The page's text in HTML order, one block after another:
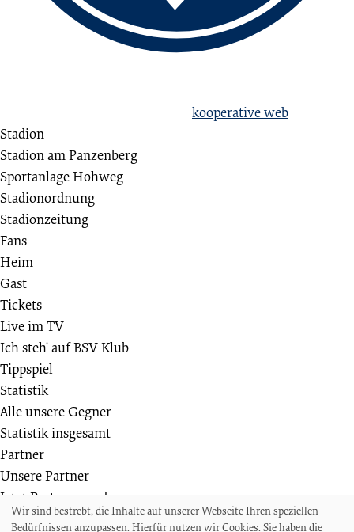
kooperative web
Stadion
Stadion am Panzenberg
Sportanlage Hohweg
Stadionordnung
Stadionzeitung
Fans
Heim
Gast
Tickets
Live im TV
Ich steh' auf BSV Klub
Tippspiel
Statistik
Alle unsere Gegner
Statistik insgesamt
Partner
Unsere Partner
Jetzt Partner werden
Weiteres
Wir sind bestrebt, die Inhalte auf unserer Webseite Ihren speziellen
Bedürfnissen anzupassen. Hierfür nutzen wir Cookies. Sie haben die